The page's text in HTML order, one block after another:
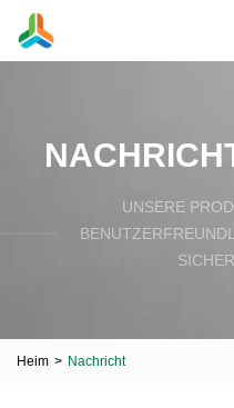
UNSERE
Heim > Nachricht